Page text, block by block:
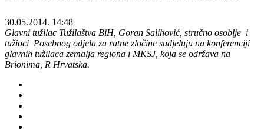
30.05.2014. 14:48
Glavni tužilac Tužilaštva BiH, Goran Salihović, stručno osoblje i
tužioci Posebnog odjela za ratne zločine sudjeluju na konferenciji
glavnih tužilaca zemalja regiona i MKSJ, koja se održava na
Brionima, R Hrvatska.